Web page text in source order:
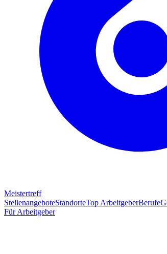
Meistertreff
StellenangeboteStandorteTop ArbeitgeberBerufe
Für Arbeitgeber